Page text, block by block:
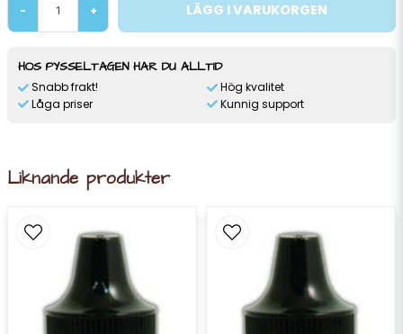
- + LÄGG I VARUKORGEN
HOS PYSSELTAGEN HAR DU ALLTID
Snabb frakt!
Låga priser
Hög kvalitet
Kunnig support
Liknande produkter